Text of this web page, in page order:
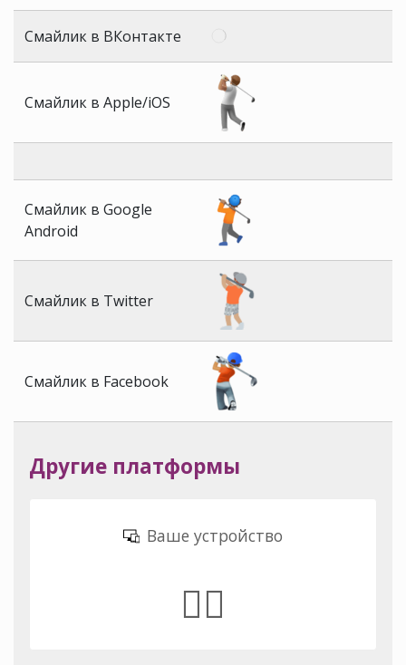
Смайлик в ВКонтакте
Смайлик в Apple/iOS
Смайлик в Google
Android
Смайлик в Twitter
Смайлик в Facebook
Другие платформы
Ваше устройство
🏌🏽